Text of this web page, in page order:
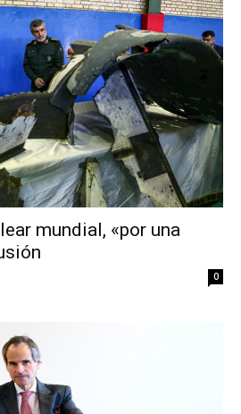
mundial, «por una
0